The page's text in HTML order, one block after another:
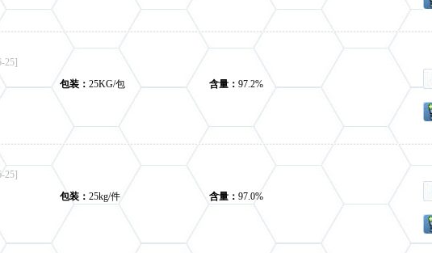
25]
包装： 25KG/包 含量： 97.2%
25]
包装： 25kg/件 含量： 97.0%